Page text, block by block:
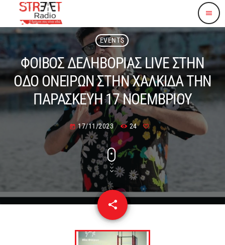
menu
EVENTS
ΦΟΙΒΟΣ ΔΕΛΗΒΟΡΙΑΣ LIVE ΣΤΗΝ
ΟΔΟ ΟΝΕΙΡΩΝ ΣΤΗΝ ΧΑΛΚΙΔΑ ΤΗΝ
ΠΑΡΑΣΚΕΥΗ 17 ΝΟΕΜΒΡΙΟΥ
today 17/11/2023 24
share
email